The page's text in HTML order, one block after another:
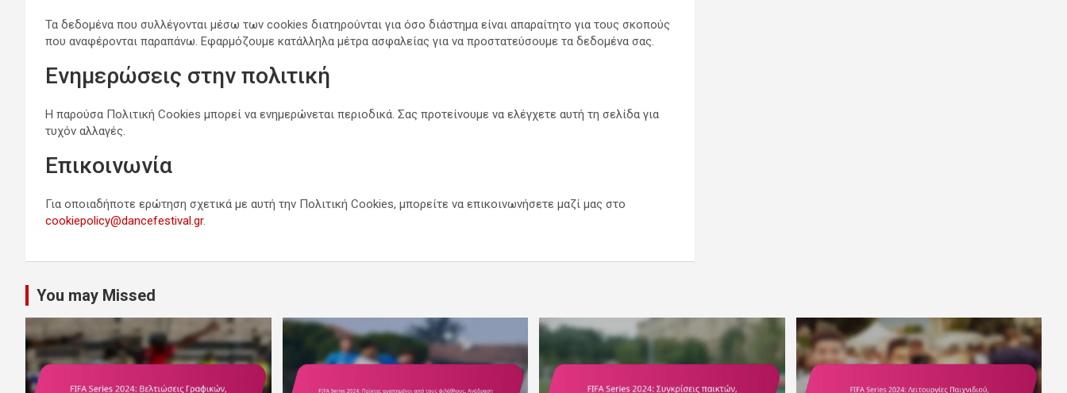
Τα δεδομένα που συλλέγονται μέσω των cookies διατηρούνται για όσο διάστημα είναι απαραίτητο για τους σκοπούς
που αναφέρονται παραπάνω. Εφαρμόζουμε κατάλληλα μέτρα ασφαλείας για να προστατεύσουμε τα δεδομένα σας.
Ενημερώσεις στην πολιτική
Η παρούσα Πολιτική Cookies μπορεί να ενημερώνεται περιοδικά. Σας προτείνουμε να ελέγχετε αυτή τη σελίδα για
τυχόν αλλαγές.
Επικοινωνία
Για οποιαδήποτε ερώτηση σχετικά με αυτή την Πολιτική Cookies, μπορείτε να επικοινωνήσετε μαζί μας στο
cookiepolicy@dancefestival.gr.
You may Missed